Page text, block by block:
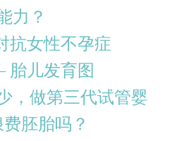
力？
抗女性不孕症
胎儿发育图
，做第三代试管婴
费胚胎吗？